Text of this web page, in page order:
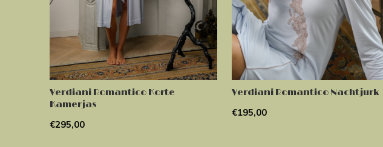
Verdiani Romantico Korte
Kamerjas
€295,00
Verdiani Romantico Nachtjurk
€195,00